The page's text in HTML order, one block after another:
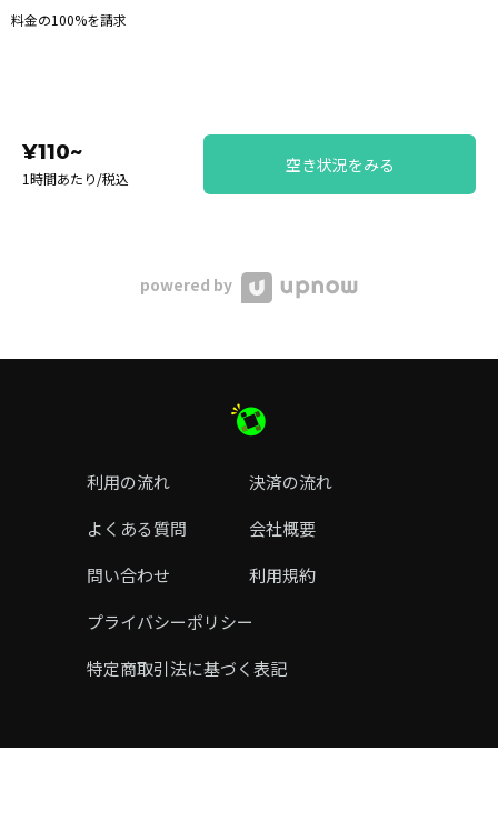
料金の100%を請求
¥110~
1時間あたり/税込
空き状況をみる
powered by
利用の流れ
決済の流れ
よくある質問
会社概要
問い合わせ
利用規約
プライバシーポリシー
特定商取引法に基づく表記